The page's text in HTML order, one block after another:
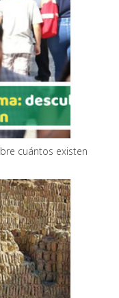
cuántos existen